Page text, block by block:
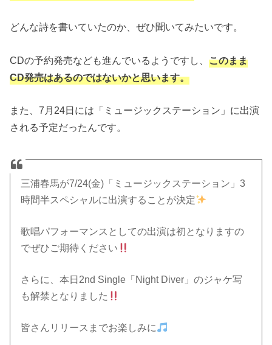
どんな詩を書いていたのか、ぜひ聞いてみたいです。
CDの予約発売なども進んでいるようですし、このまま
CD発売はあるのではないかと思います。
また、7月24日には「ミュージックステーション」に出演
される予定だったんです。
三浦春馬が7/24(金)「ミュージックステーション」3
時間半スペシャルに出演することが決定
歌唱パフォーマンスとしての出演は初となりますの
でぜひご期待ください
さらに、本日2nd Single「Night Diver」のジャケ写
も解禁となりました
皆さんリリースまでお楽しみに